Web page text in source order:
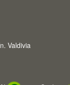
Valdivia